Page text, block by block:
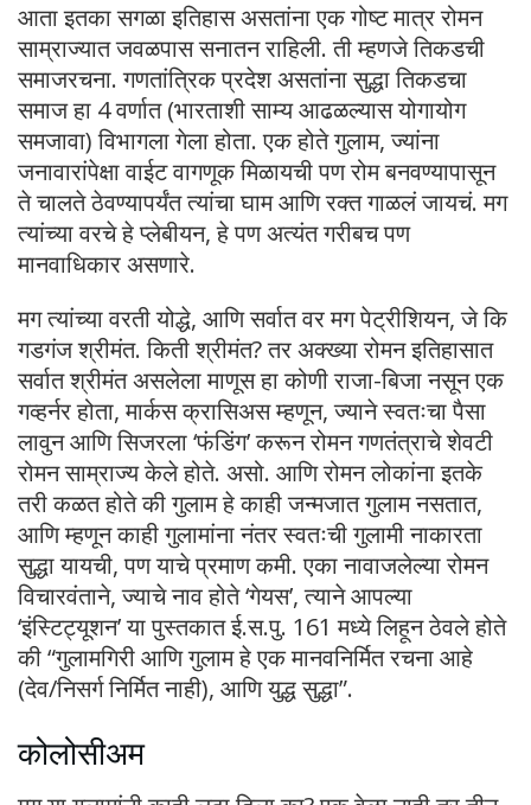
आता इतका सगळा इतिहास असतांना एक गोष्ट मात्र रोमन
साम्राज्यात जवळपास सनातन राहिली. ती म्हणजे तिकडची
समाजरचना. गणतांत्रिक प्रदेश असतांना सुद्धा तिकडचा
समाज हा 4 वर्णात (भारताशी साम्य आढळल्यास योगायोग
समजावा) विभागला गेला होता. एक होते गुलाम, ज्यांना
जनावारांपेक्षा वाईट वागणूक मिळायची पण रोम बनवण्यापासून
ते चालते ठेवण्यापर्यंत त्यांचा घाम आणि रक्त गाळलं जायचं. मग
त्यांच्या वरचे हे प्लेबीयन, हे पण अत्यंत गरीबच पण
मानवाधिकार असणारे.
मग त्यांच्या वरती योद्धे, आणि सर्वात वर मग पेट्रीशियन, जे कि
गडगंज श्रीमंत. किती श्रीमंत? तर अक्ख्या रोमन इतिहासात
सर्वात श्रीमंत असलेला माणूस हा कोणी राजा-बिजा नसून एक
गव्हर्नर होता, मार्कस क्रासिअस म्हणून, ज्याने स्वतःचा पैसा
लावुन आणि सिजरला ‘फंडिंग’ करून रोमन गणतंत्राचे शेवटी
रोमन साम्राज्य केले होते. असो. आणि रोमन लोकांना इतके
तरी कळत होते की गुलाम हे काही जन्मजात गुलाम नसतात,
आणि म्हणून काही गुलामांना नंतर स्वतःची गुलामी नाकारता
सुद्धा यायची, पण याचे प्रमाण कमी. एका नावाजलेल्या रोमन
विचारवंताने, ज्याचे नाव होते ‘गेयस’, त्याने आपल्या
‘इंस्टिट्यूशन’ या पुस्तकात ई.स.पु. 161 मध्ये लिहून ठेवले होते
की “गुलामगिरी आणि गुलाम हे एक मानवनिर्मित रचना आहे
(देव/निसर्ग निर्मित नाही), आणि युद्ध सुद्धा”.
कोलोसीअम